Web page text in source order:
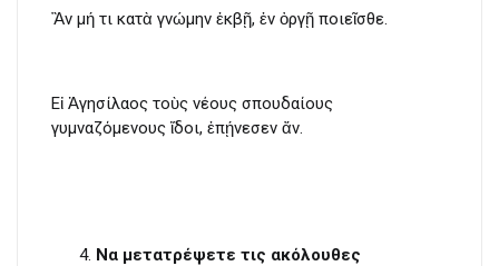
Ἂν μή τι κατὰ γνώμην ἐκβῇ, ἐν ὀργῇ ποιεῖσθε.
Εἰ Ἀγησίλαος τοὺς νέους σπουδαίους
γυμναζόμενους ἴδοι, ἐπῄνεσεν ἄν.
Να μετατρέψετε τις ακόλουθες